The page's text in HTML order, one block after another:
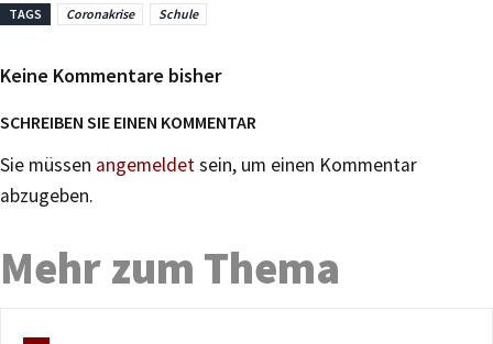
TAGS Coronakrise Schule
Keine Kommentare bisher
SCHREIBEN SIE EINEN KOMMENTAR
Sie müssen angemeldetsein, um einen Kommentar
abzugeben.
Mehr zum Thema